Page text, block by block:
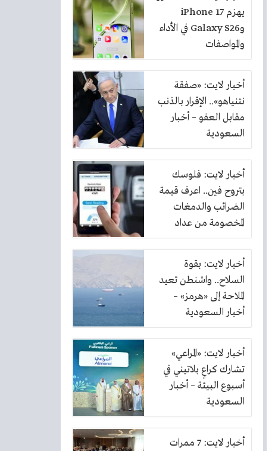
يهزم iPhone 17
وGalaxy S26 في الأداء
والمواصفات
أخبار لايت: «صفقة
نتنياهو».. الإقرار بالذنب
مقابل العفو – أخبار
السعودية
أخبار لايت: فلوسك
بتروح فين.. اعرف قيمة
الضرائب والدمغات
المخصومة من عداد
الكهرباء
أخبار لايت: بقوة
السلاح.. واشنطن تعيد
الملاحة إلى «هرمز» –
أخبار السعودية
أخبار لايت: «المراعي»
تشارك كراعٍ بلاتيني في
أسبوع البيئة – أخبار
السعودية
أخبار لايت: 7 ممرات